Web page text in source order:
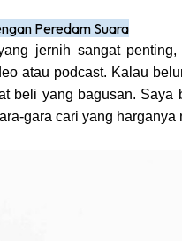
Peredam Suara
jernih sangat penting,
atau podcast. Kalau
beli yang bagusan. Saya
gara cari yang harganya